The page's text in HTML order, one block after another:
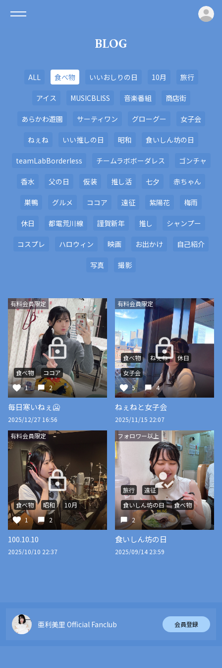
BLOG
ALL 食べ物 いいおしりの日 10月 旅行
アイス MUSICBLISS 音楽番組 商店街
あらかわ遊園 サーティワン グローグー 女子会
ねぇね いい推しの日 昭和 食いしん坊の日
teamLabBorderless チームラボボーダレス ゴンチャ
香水 父の日 仮装 推し活 七夕 赤ちゃん
巣鴨 グルメ ココア 遠征 紫陽花 梅雨
休日 都電荒川線 謹賀新年 推し シャンプー
コスプレ ハロウィン 映画 お出かけ 自己紹介
写真 撮影
有料会員限定
食べ物
ココア
1
2
毎日寒いねぇ🥶
2025/12/27 16:56
有料会員限定
食べ物 ねぇね
休日
女子会
5
4
ねぇねと女子会
2025/11/15 22:07
有料会員限定
食べ物 昭和
10月
1
2
100.10.10
2025/10/10 22:37
フォロワー以上
旅行
遠征
食いしん坊の日
食べ物
2
食いしん坊の日
2025/09/14 23:59
亜利美里 Official Fanclub 会員登録